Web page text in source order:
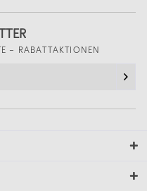
– RABATTAKTIONEN